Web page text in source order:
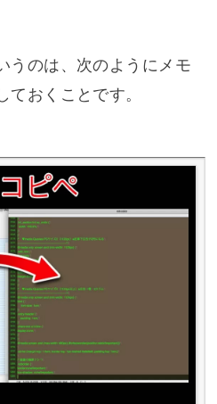
うのは、次のようにメモ
おくことです。